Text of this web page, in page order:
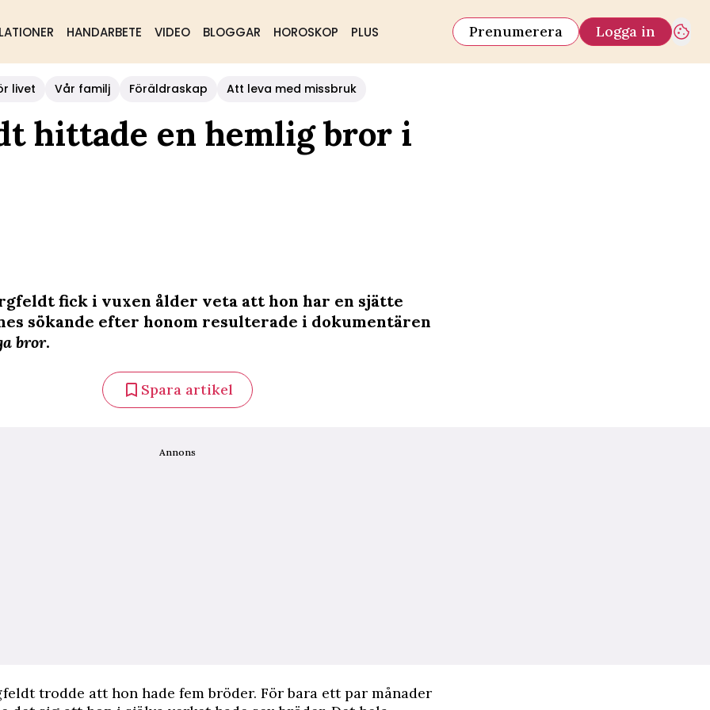
HANDARBETE VIDEO BLOGGAR HOROSKOP PLUS Prenumerera Logga in
livet Vår familj Föräldraskap Att leva med missbruk
hittade en hemlig bror i
fick i vuxen ålder veta att hon har en sjätte
sökande efter honom resulterade i dokumentären
bror.
Spara artikel
Annons
trodde att hon hade fem bröder. För bara ett par månader